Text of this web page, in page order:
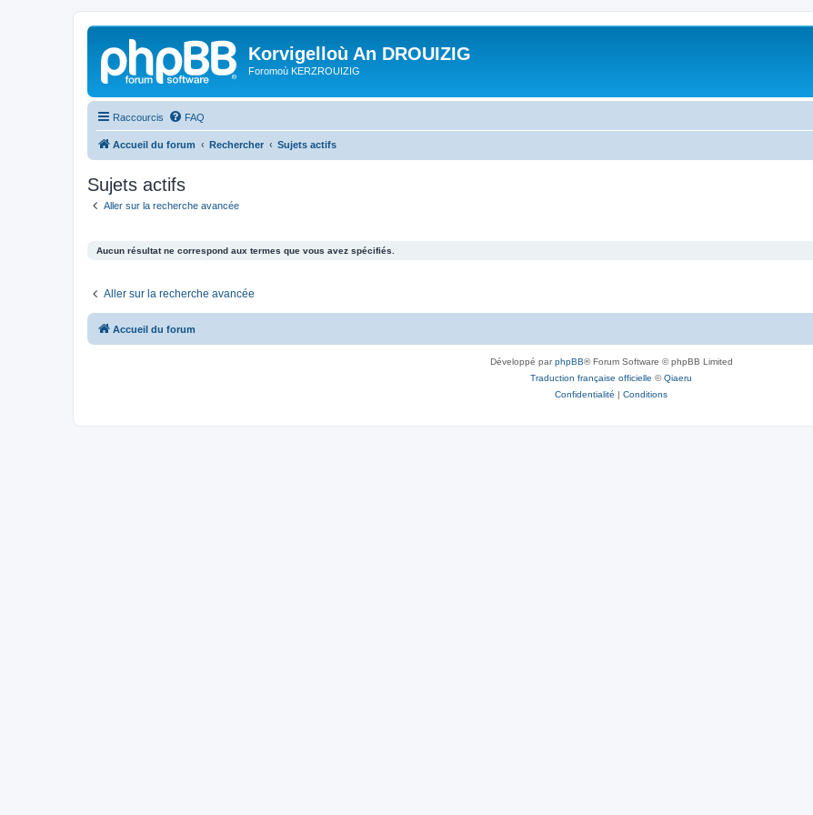
Korvigelloù An DROUIZIG
Foromoù KERZROUIZIG
Raccourcis FAQ
Accueil du forum Rechercher Sujets actifs
Sujets actifs
Aller sur la recherche avancée
Aucun résultat ne correspond aux termes que vous avez spécifiés.
Aller sur la recherche avancée
Accueil du forum
Développé parphpBB® Forum Software © phpBB Limited
Traduction française officielle ©Qiaeru
Confidentialité | Conditions